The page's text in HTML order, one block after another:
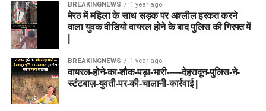
आधिकारिक पोर्टल पर जाएं:सबसे पहले DSSSB के आधिकारिक
नया पंजीकरण (Registration):यदि आपने पहले कभी
DSSSB पोर्टल पर आवेदन नहीं किया है, तो ‘Click for New
Registration’ पर क्लिक करें और अपनी बुनियादी जानकारियां
(नाम, जन्मतिथि, कक्षा 10वीं का रोल नंबर आदि) भरकर यूजर
BREAKINGNEWS 1 year ago
मेरठ में महिला के साथ सड़क पर अश्लील हरकत करने
वाला युवक वीडियो वायरल होने के बाद पुलिस की गिरफ्त में
BREAKINGNEWS 1 year ago
वायरल-होने-का-शौक-पड़ा-भारी-—-देहरादून-पुलिस-ने-
स्टंटबाज़-युवती-पर-की-चालानी-कार्रवाई |